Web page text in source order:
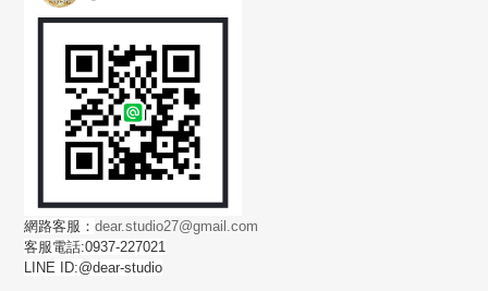
網路客服：dear.studio27@gmail.com
客服電話:0937-227021
LINE ID:@dear-studio